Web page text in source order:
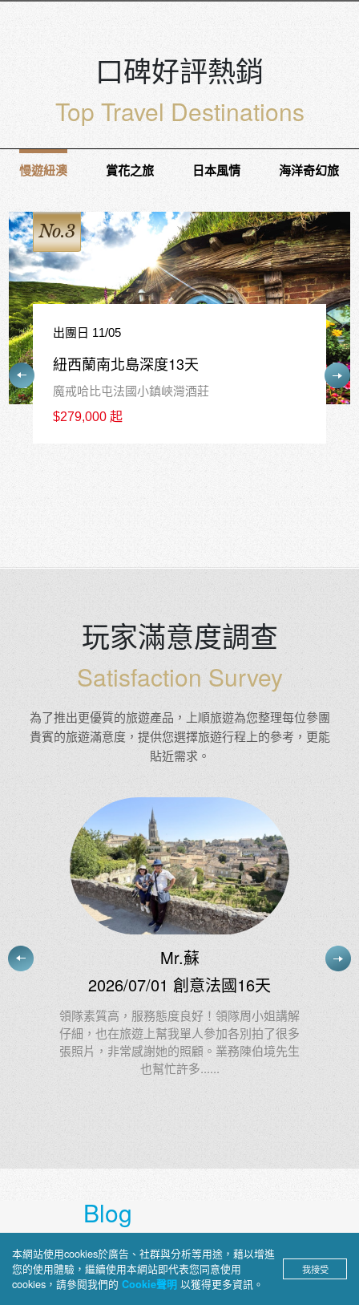
口碑好評熱銷
Top Travel Destinations
慢遊紐澳 賞花之旅 日本風情 海洋奇幻旅
No.4
出團日 12/17
紐西蘭南島精華10天
皇后鎮中心連泊3晚+庫克山1晚+瓦納卡1晚
玩家滿意度調查
Satisfaction Survey
為了推出更優質的旅遊產品，上順旅遊為您整理每位參團
貴賓的旅遊滿意度，提供您選擇旅遊行程上的參考，更能
貼近需求。
施小姐
2026/07/03 慢遊東澳11天
阿德很棒！我給他：100000000分 1億分
Blog
上順部落格
深入介紹旅途見聞、景點攻略與文
本網站使用cookies於廣告、社群與分析等用途，藉以增進
您的使用體驗，繼續使用本網站即代表您同意使用
cookies，請參閱我們的 Cookie聲明 以獲得更多資訊。
我接受